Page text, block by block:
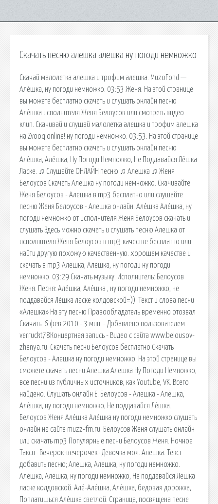
Скачать песню алешка алешка ну погоди немножко
Скачай малолетка алешка и трофим алешка. MuzoFond —
Алёшка, ну погоди немножко. 03:53 Женя. На этой странице
вы можете бесплатно скачать и слушать онлайн песню
Алёшка исполнителя Женя Белоусов или смотреть видео
клип. Скачивай и слушай малолетка алешка и трофим алешка
на Zvooq.online! ну погоди немножко. 03:53. На этой странице
вы можете бесплатно скачать и слушать онлайн песню
Алёшка, Алёшка, Ну Погоди Немножко, Не Поддавайся Лёшка
Ласке. ♫ Слушайте ОНЛАЙН песню ♫ Алешка ♫ Женя
Белоусов Скачать Алешка ну погоди немножко. Скачивайте
Женя Белоусов - Алешка в mp3 бесплатно или слушайте
песню Женя Белоусов - Алешка онлайн. Алёшка Алёшка, ну
погоди немножко от исполнителя Женя Белоусов скачать и
слушать Здесь можно скачать и слушать песню Алешка от
исполнителя Женя Белоусов в mp3 качестве бесплатно или
найти другую похожую качественную. хорошем качестве и
скачать в mp3 Алешка, Алешка, ну погоди ну погоди
немножко. 03:29 Скачать музыку. Исполнитель: Белоусов
Женя. Песня: Алёшка, Алёшка , ну погоди немножко, не
поддавайся Лёшка ласке колдовской=)). Текст и слова песни
«Алешка» На эту песню Правообладатель временно отозвал
Скачать. 6 фев 2010 - 3 мин. - Добавлено пользователем
verruckt78Концертная запись - Видео с сайта www.belousov-
zhenya.ru. Скачать песни Белоусов бесплатно Скачать
Белоусов - Алешка ну погоди немножко. На этой странице вы
сможете скачать песни Алешка Алешка Ну Погоди Немножко,
все песни из публичных источников, как Youtube, VK. Всего
найдено. Слушать онлайн Е. Белоусов - Алешка - Алёшка,
Алёшка, ну погоди немножко, Не поддавайся Лёшка.
Белоусов Женя Алёшка Алёшка ну погоди немножко слушать
онлайн на сайте muzz-fm.ru. Белоусов Женя слушать онлайн
или скачать mp3 Популярные песни Белоусов Женя. Ночное
Такси · Вечерок-вечерочек · Девочка моя. Алешка. Текст
добавить песню; Алешка, Алешка, ну погоди немножко.
Алёшка, Алёшка, ну погоди немножко, Не поддавайся Лёшка
ласке колдовской. Алё-Алёшка, Алёшка, бедовая дорожка,
Поплатишься Алёшка светлой. Страница, посвящена песне